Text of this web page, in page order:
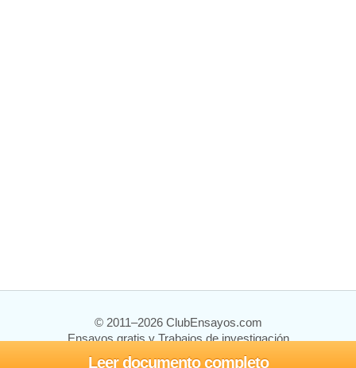
Leer documento completo
© 2011–2026 ClubEnsayos.com
Ensayos gratis y Trabajos de investigación